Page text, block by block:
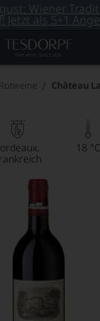
Wiener
Jetzt als 5+1
Rotweine Château
18 °C